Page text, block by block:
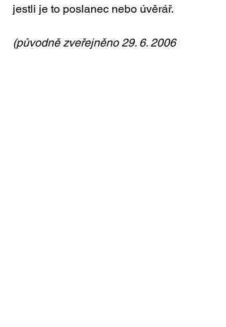
jestli je to poslanec nebo úvěrář.
(původně zveřejněno 29. 6. 2006